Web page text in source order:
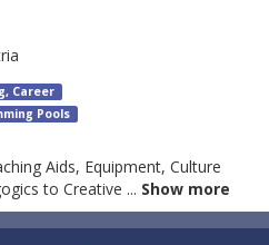
Career
Pools
Aids, Equipment, Culture
to Creative ... Show more